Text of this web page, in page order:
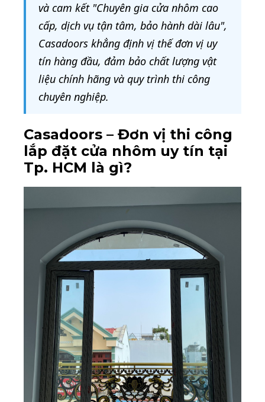
và cam kết "Chuyên gia cửa nhôm cao
cấp, dịch vụ tận tâm, bảo hành dài lâu",
Casadoors khẳng định vị thế đơn vị uy
tín hàng đầu, đảm bảo chất lượng vật
liệu chính hãng và quy trình thi công
chuyên nghiệp.
Casadoors – Đơn vị thi công
lắp đặt cửa nhôm uy tín tại
Tp. HCM là gì?